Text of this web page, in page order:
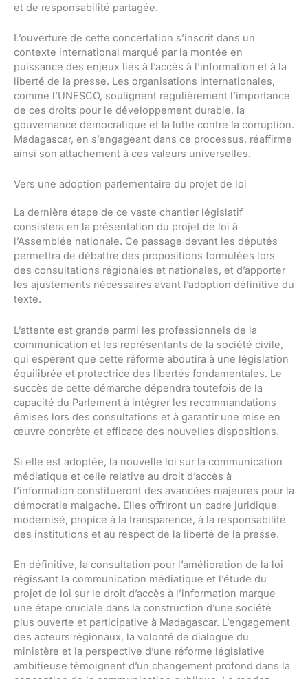
et de responsabilité partagée.
L’ouverture de cette concertation s’inscrit dans un
contexte international marqué par la montée en
puissance des enjeux liés à l’accès à l’information et à la
liberté de la presse. Les organisations internationales,
comme l’UNESCO, soulignent régulièrement l’importance
de ces droits pour le développement durable, la
gouvernance démocratique et la lutte contre la corruption.
Madagascar, en s’engageant dans ce processus, réaffirme
ainsi son attachement à ces valeurs universelles.
Vers une adoption parlementaire du projet de loi
La dernière étape de ce vaste chantier législatif
consistera en la présentation du projet de loi à
l’Assemblée nationale. Ce passage devant les députés
permettra de débattre des propositions formulées lors
des consultations régionales et nationales, et d’apporter
les ajustements nécessaires avant l’adoption définitive du
texte.
L’attente est grande parmi les professionnels de la
communication et les représentants de la société civile,
qui espèrent que cette réforme aboutira à une législation
équilibrée et protectrice des libertés fondamentales. Le
succès de cette démarche dépendra toutefois de la
capacité du Parlement à intégrer les recommandations
émises lors des consultations et à garantir une mise en
œuvre concrète et efficace des nouvelles dispositions.
Si elle est adoptée, la nouvelle loi sur la communication
médiatique et celle relative au droit d’accès à
l’information constitueront des avancées majeures pour la
démocratie malgache. Elles offriront un cadre juridique
modernisé, propice à la transparence, à la responsabilité
des institutions et au respect de la liberté de la presse.
En définitive, la consultation pour l’amélioration de la loi
régissant la communication médiatique et l’étude du
projet de loi sur le droit d’accès à l’information marque
une étape cruciale dans la construction d’une société
plus ouverte et participative à Madagascar. L’engagement
des acteurs régionaux, la volonté de dialogue du
ministère et la perspective d’une réforme législative
ambitieuse témoignent d’un changement profond dans la